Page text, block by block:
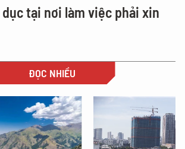
tại nơi làm việc phải xin
ĐỌC NHIỀU